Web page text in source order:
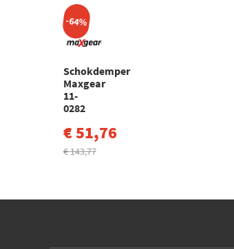
-64%
Schokdemper
Maxgear
11-
0282
€ 51,76
€ 143,77